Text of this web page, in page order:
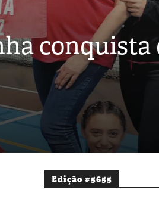
conquista
Edição #5655